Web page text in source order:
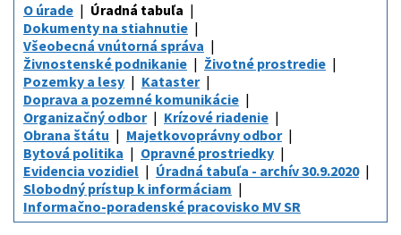
O úrade
Úradná tabuľa
Dokumenty na stiahnutie
Všeobecná vnútorná správa
Živnostenské podnikanie
Životné prostredie
Pozemky a lesy
Kataster
Doprava a pozemné komunikácie
Organizačný odbor
Krízové riadenie
Obrana štátu
Majetkovoprávny odbor
Bytová politika
Opravné prostriedky
Evidencia vozidiel
Úradná tabuľa - archív 30.9.2020
Slobodný prístup k informáciam
Informačno-poradenské pracovisko MV SR